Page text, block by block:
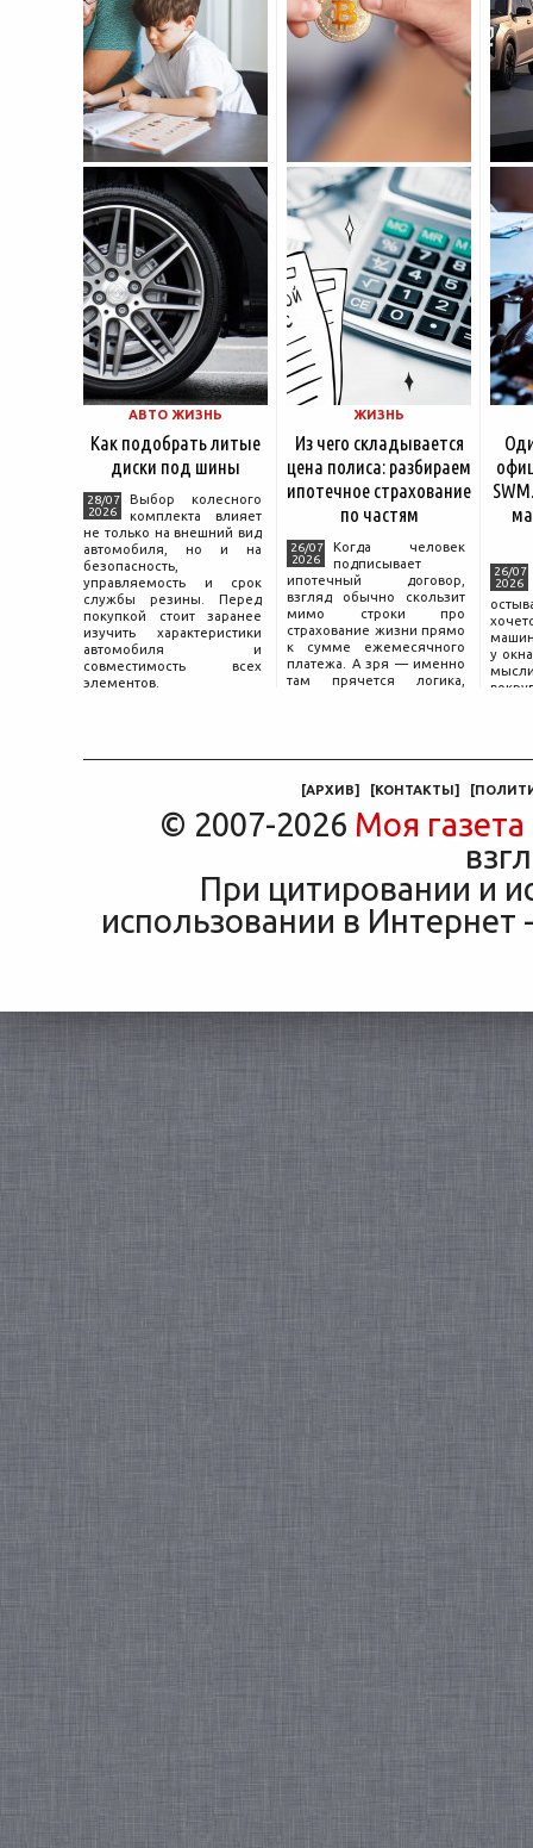
АВТО ЖИЗНЬ
Как подобрать литые
диски под шины
28/07
2026
Выбор колесного
комплекта влияет
не только на внешний вид
автомобиля, но и на
безопасность,
управляемость и срок
службы резины. Перед
покупкой стоит заранее
изучить характеристики
автомобиля и
совместимость всех
элементов.
ЖИЗНЬ
Из чего складывается
цена полиса: разбираем
ипотечное страхование
по частям
26/07
2026
Когда человек
подписывает
ипотечный договор,
взгляд обычно скользит
мимо строки про
страхование жизни прямо
к сумме ежемесячного
платежа. А зря — именно
там прячется логика,
26/07
2026
у
мысли
[АРХИВ] [КОНТАКТЫ] [
© 2007-2026 Моя газета
При цитировании и
использовании в Интернет